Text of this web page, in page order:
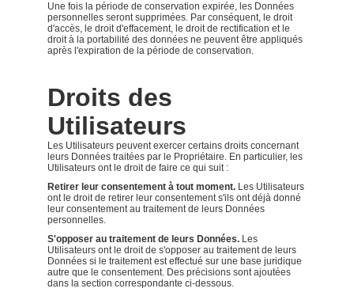
Une fois la période de conservation expirée, les Données
personnelles seront supprimées. Par conséquent, le droit
d'accès, le droit d'effacement, le droit de rectification et le
droit à la portabilité des données ne peuvent être appliqués
après l'expiration de la période de conservation.
Droits des
Utilisateurs
Les Utilisateurs peuvent exercer certains droits concernant
leurs Données traitées par le Propriétaire. En particulier, les
Utilisateurs ont le droit de faire ce qui suit :
Retirer leur consentement à tout moment. Les Utilisateurs
ont le droit de retirer leur consentement s'ils ont déjà donné
leur consentement au traitement de leurs Données
personnelles.
S'opposer au traitement de leurs Données. Les
Utilisateurs ont le droit de s'opposer au traitement de leurs
Données si le traitement est effectué sur une base juridique
autre que le consentement. Des précisions sont ajoutées
dans la section correspondante ci-dessous.